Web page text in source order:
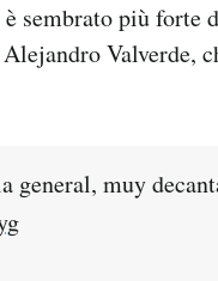
sembrato più
Valverde,
general, muy